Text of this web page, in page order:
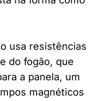
usa resistências
do fogão, que
a panela, um
magnéticos